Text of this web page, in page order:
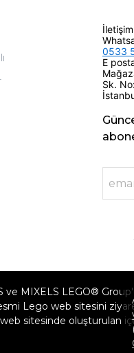
0533
E
Sk.
MIXELS LEGO®
Lego web sitesini
sitesinde oluşturulan